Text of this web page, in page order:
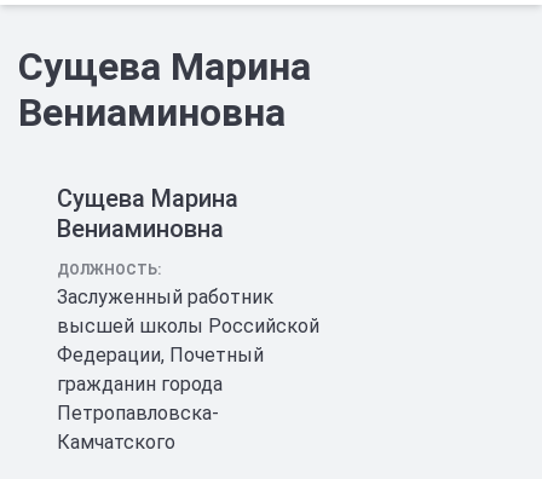
Сущева Марина
Вениаминовна
Сущева Марина
Вениаминовна
ДОЛЖНОСТЬ:
Заслуженный работник
высшей школы Российской
Федерации, Почетный
гражданин города
Петропавловска-
Камчатского